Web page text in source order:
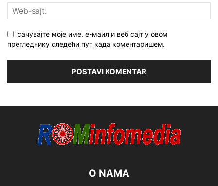
сачувајте моје име, е-маил и веб сајт у овом
прегледнику следећи пут када коментаришем.
O NAMA